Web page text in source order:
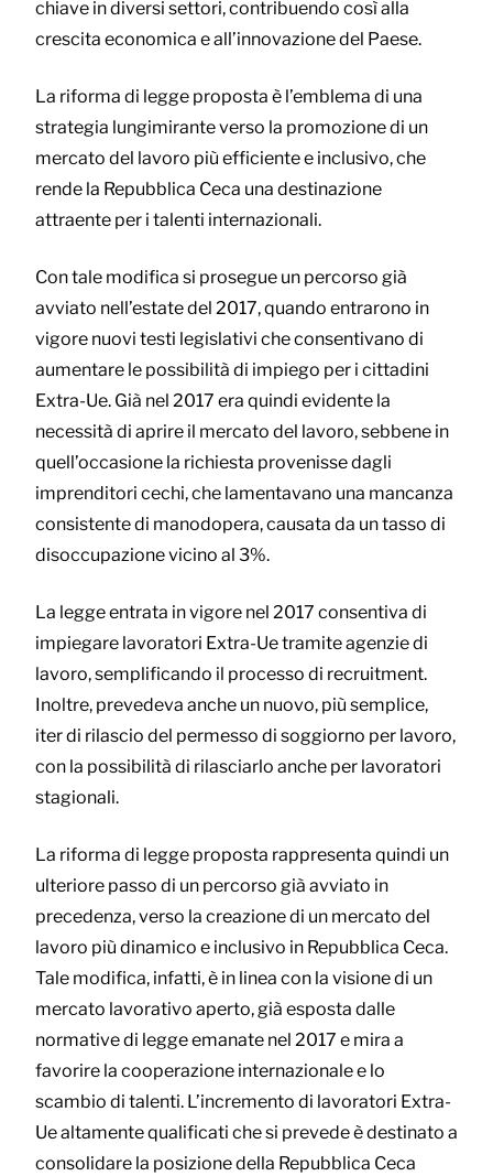
chiave in diversi settori, contribuendo così alla
crescita economica e all’innovazione del Paese.
La riforma di legge proposta è l’emblema di una
strategia lungimirante verso la promozione di un
mercato del lavoro più efficiente e inclusivo, che
rende la Repubblica Ceca una destinazione
attraente per i talenti internazionali.
Con tale modifica si prosegue un percorso già
avviato nell’estate del 2017, quando entrarono in
vigore nuovi testi legislativi che consentivano di
aumentare le possibilità di impiego per i cittadini
Extra-Ue. Già nel 2017 era quindi evidente la
necessità di aprire il mercato del lavoro, sebbene in
quell’occasione la richiesta provenisse dagli
imprenditori cechi, che lamentavano una mancanza
consistente di manodopera, causata da un tasso di
disoccupazione vicino al 3%.
La legge entrata in vigore nel 2017 consentiva di
impiegare lavoratori Extra-Ue tramite agenzie di
lavoro, semplificando il processo di recruitment.
Inoltre, prevedeva anche un nuovo, più semplice,
iter di rilascio del permesso di soggiorno per lavoro,
con la possibilità di rilasciarlo anche per lavoratori
stagionali.
La riforma di legge proposta rappresenta quindi un
ulteriore passo di un percorso già avviato in
precedenza, verso la creazione di un mercato del
lavoro più dinamico e inclusivo in Repubblica Ceca.
Tale modifica, infatti, è in linea con la visione di un
mercato lavorativo aperto, già esposta dalle
normative di legge emanate nel 2017 e mira a
favorire la cooperazione internazionale e lo
scambio di talenti. L’incremento di lavoratori Extra-
Ue altamente qualificati che si prevede è destinato a
consolidare la posizione della Repubblica Ceca